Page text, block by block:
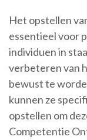
Het opstellen
essentieel voor
individuen in
verbeteren van
bewust te
kunnen ze
opstellen om
Competentie